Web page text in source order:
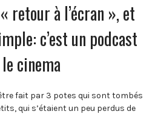
retour à l’écran », et
c’est un podcast
cinema
fait par 3 potes qui sont tombés
qui s’étaient un peu perdus de